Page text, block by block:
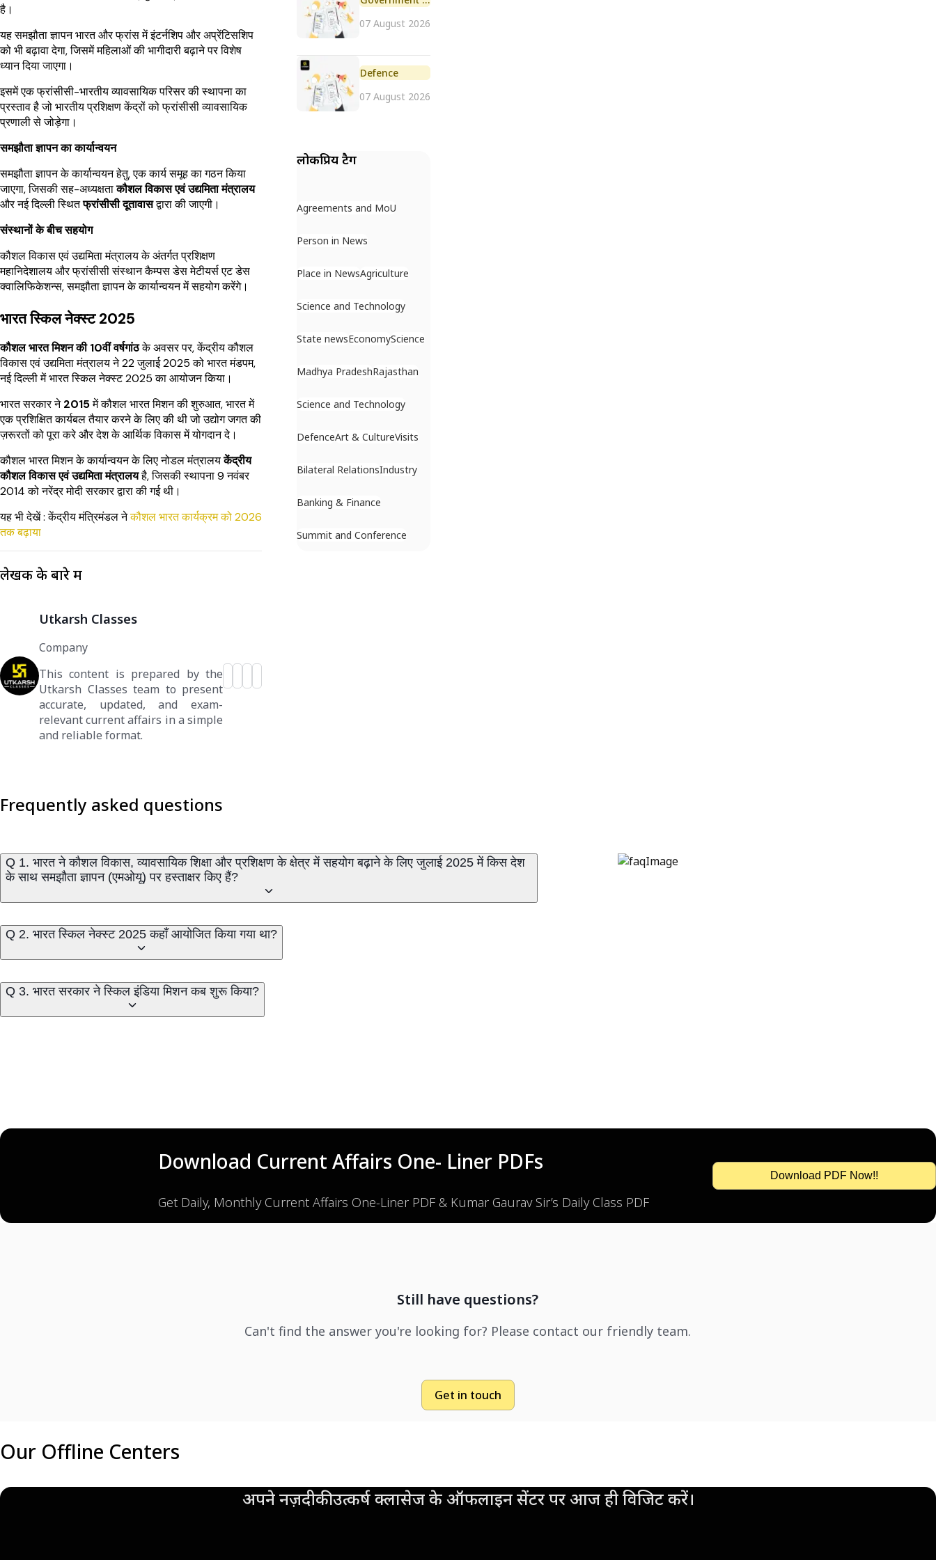
है।
यह समझौता ज्ञापन भारत और फ्रांस में इंटर्नशिप और अप्रेंटिसशिप
को भी बढ़ावा देगा, जिसमें महिलाओं की भागीदारी बढ़ाने पर विशेष
ध्यान दिया जाएगा।
इसमें एक फ्रांसीसी-भारतीय व्यावसायिक परिसर की स्थापना का
प्रस्ताव है जो भारतीय प्रशिक्षण केंद्रों को फ्रांसीसी व्यावसायिक
प्रणाली से जोड़ेगा।
समझौता ज्ञापन का कार्यान्वयन
समझौता ज्ञापन के कार्यान्वयन हेतु, एक कार्य समूह का गठन किया
जाएगा, जिसकी सह-अध्यक्षताकौशल विकास एवं उद्यमिता मंत्रालय
और नई दिल्ली स्थितफ्रांसीसी दूतावासद्वारा की जाएगी।
संस्थानों के बीच सहयोग
कौशल विकास एवं उद्यमिता मंत्रालय के अंतर्गत प्रशिक्षण
महानिदेशालय और फ्रांसीसी संस्थान कैम्पस डेस मेटीयर्स एट डेस
क्वालिफिकेशन्स, समझौता ज्ञापन के कार्यान्वयन में सहयोग करेंगे।
भारत स्किल नेक्स्ट 2025
कौशल भारत मिशन की 10वीं वर्षगांठके अवसर पर, केंद्रीय कौशल
विकास एवं उद्यमिता मंत्रालय ने 22 जुलाई 2025 को भारत मंडपम,
नई दिल्ली में भारत स्किल नेक्स्ट 2025 का आयोजन किया।
भारत सरकार ने2015में कौशल भारत मिशन की शुरुआत, भारत में
एक प्रशिक्षित कार्यबल तैयार करने के लिए की थी जो उद्योग जगत की
ज़रूरतों को पूरा करे और देश के आर्थिक विकास में योगदान दे।
कौशल भारत मिशन के कार्यान्वयन के लिए नोडल मंत्रालयकेंद्रीय
कौशल विकास एवं उद्यमिता मंत्रालयहै, जिसकी स्थापना 9 नवंबर
2014 को नरेंद्र मोदी सरकार द्वारा की गई थी।
यह भी देखें : केंद्रीय मंत्रिमंडल नेकौशल भारत कार्यक्रम को 2026
तक बढ़ाया
लेखक के बारे में
Utkarsh Classes
Company
This content is prepared by the
Utkarsh Classes team to present
accurate, updated, and exam-
relevant current affairs in a simple
and reliable format.
07 August 2026
Defence
07 August 2026
लोकप्रिय टैग
Agreements and MoU
Person in News
Place in NewsAgriculture
Science and Technology
State newsEconomyScience
Madhya PradeshRajasthan
Science and Technology
DefenceArt & CultureVisits
Bilateral RelationsIndustry
Banking & Finance
Summit and Conference
Frequently asked questions
Q 1. भारत ने कौशल विकास, व्यावसायिक शिक्षा और प्रशिक्षण के क्षेत्र में सहयोग बढ़ाने के लिए जुलाई 2025 में किस देश
के साथ समझौता ज्ञापन (एमओयू) पर हस्ताक्षर किए हैं?
Q 2. भारत स्किल नेक्स्ट 2025 कहाँ आयोजित किया गया था?
Q 3. भारत सरकार ने स्किल इंडिया मिशन कब शुरू किया?
Download Current Affairs One- Liner PDFs
Get Daily, Monthly Current Affairs One-Liner PDF & Kumar Gaurav Sir’s Daily Class PDF
Download PDF Now!!
Still have questions?
Can't find the answer you're looking for? Please contact our friendly team.
Get in touch
Our Offline Centers
अपने नज़दीकी उत्कर्ष क्लासेज के ऑफलाइन सेंटर पर आज ही विजिट करें।